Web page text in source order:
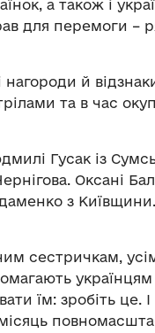
а також і
для перемоги –
й
та в час
Гусак із
Оксані
з
сестричкам,
українцям
їм: зробіть це. І